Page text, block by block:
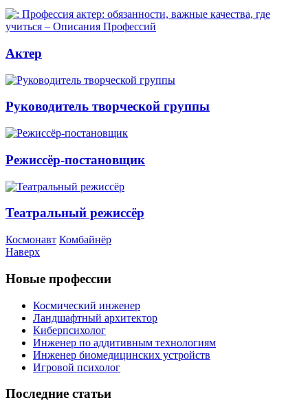
Актер
Руководитель творческой группы
Режиссёр-постановщик
Театральный режиссёр
Космонавт Комбайнёр
Наверх
Новые профессии
Космический инженер
Ландшафтный архитектор
Киберпсихолог
Инженер по аддитивным технологиям
Инженер биомедицинских устройств
Игровой психолог
Последние статьи